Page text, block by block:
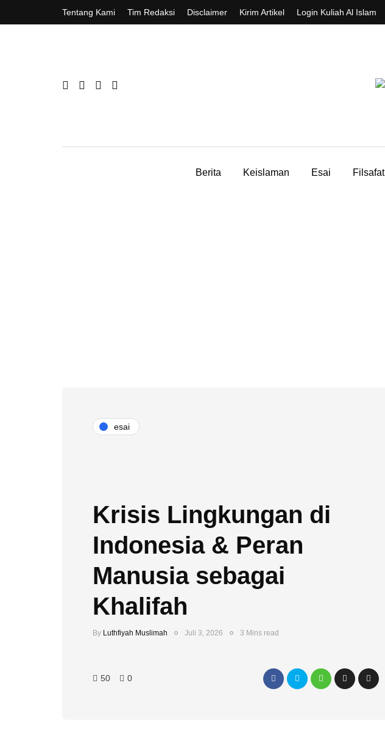
Tentang Kami Tim Redaksi Disclaimer Kirim Artikel Login Kuliah Al Islam
Berita Keislaman Esai Filsafat
esai
Krisis Lingkungan di
Indonesia & Peran
Manusia sebagai
Khalifah
By Luthfiyah Muslimah Juli 3, 2026 3 Mins read
50 0